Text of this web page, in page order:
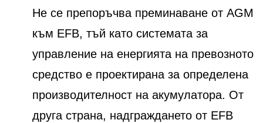
Не се препоръчва преминаване от AGM
към EFB, тъй като системата за
управление на енергията на превозното
средство е проектирана за определена
производителност на акумулатора. От
друга страна, надграждането от EFB